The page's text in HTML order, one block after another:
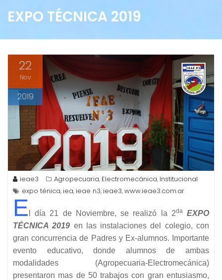
EXPO TÉCNICA 2019
22
Nov
2019
ieae3 Agropecuaria, Electromecánica, Institucional
expo ténica, iea, ieae n3, ieae3,www.ieae3.com.ar
E l día 21 de Noviembre, se realizó la 2da
EXPO
TÉCNICA 2019 en las instalaciones del colegio, con
gran concurrencia de Padres y Ex-alumnos. Importante
evento educativo, donde alumnos de ambas
modalidades (Agropecuaria-Electromecánica)
presentaron mas de 50 trabajos con gran entusiasmo,